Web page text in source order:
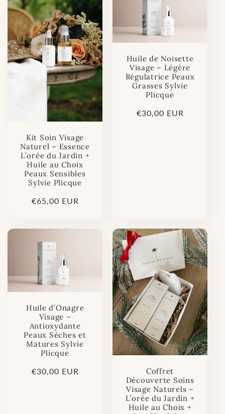
Kit Soin Visage
Naturel – Essence
L’orée du Jardin +
Huile au Choix
Peaux Sensibles
Sylvie Plicque
Prix
€65,00 EUR
Huile de Noisette
Visage – Légère
Régulatrice Peaux
Grasses Sylvie
Plicque
Prix
€30,00 EUR
Huile d’Onagre
Visage –
Antioxydante
Peaux Sèches et
Matures Sylvie
Plicque
Prix
€30,00 EUR
Coffret
Découverte Soins
Visage Naturels –
L’orée du Jardin +
Huile au Choix +